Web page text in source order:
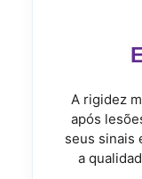
A rigidez
após
seus sinais
a